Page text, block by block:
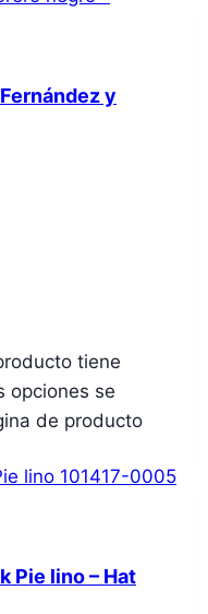
y
tiene
opciones se
de producto
Pie lino – Hat